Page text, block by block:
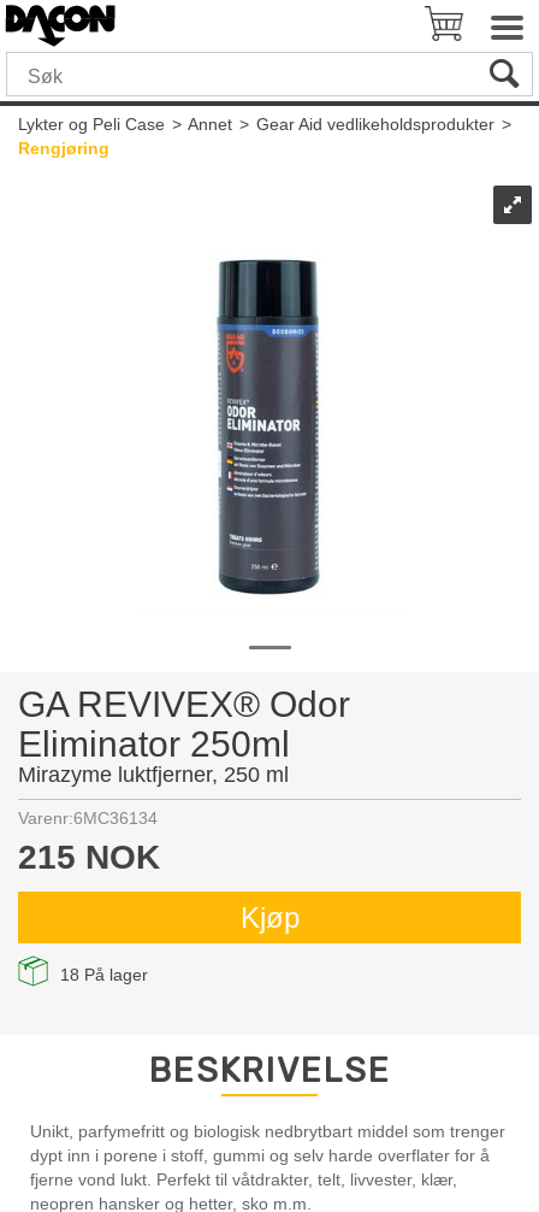
Lykter og Peli Case>Annet>Gear Aid vedlikeholdsprodukter>
Rengjøring
GA REVIVEX® Odor
Eliminator 250ml
Mirazyme luktfjerner, 250 ml
Varenr:6MC36134
215 NOK
Kjøp
18 På lager
BESKRIVELSE
Unikt, parfymefritt og biologisk nedbrytbart middel som trenger
dypt inn i porene i stoff, gummi og selv harde overflater for å
fjerne vond lukt. Perfekt til våtdrakter, telt, livvester, klær,
neopren hansker og hetter, sko m.m.